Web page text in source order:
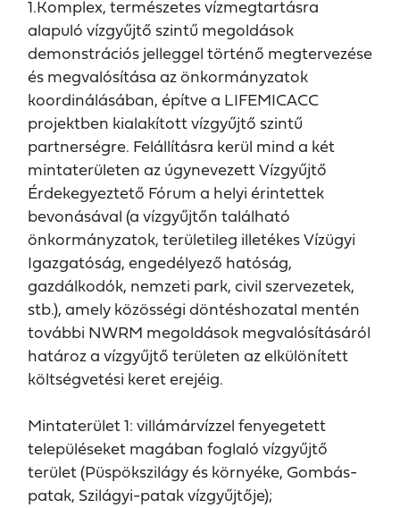
1.Komplex, természetes vízmegtartásra
alapuló vízgyűjtő szintű megoldások
demonstrációs jelleggel történő megtervezése
és megvalósítása az önkormányzatok
koordinálásában, építve a LIFEMICACC
projektben kialakított vízgyűjtő szintű
partnerségre. Felállításra kerül mind a két
mintaterületen az úgynevezett Vízgyűjtő
Érdekegyeztető Fórum a helyi érintettek
bevonásával (a vízgyűjtőn található
önkormányzatok, területileg illetékes Vízügyi
Igazgatóság, engedélyező hatóság,
gazdálkodók, nemzeti park, civil szervezetek,
stb.), amely közösségi döntéshozatal mentén
további NWRM megoldások megvalósításáról
határoz a vízgyűjtő területen az elkülönített
költségvetési keret erejéig.
Mintaterület 1: villámárvízzel fenyegetett
településeket magában foglaló vízgyűjtő
terület (Püspökszilágy és környéke, Gombás-
patak, Szilágyi-patak vízgyűjtője);